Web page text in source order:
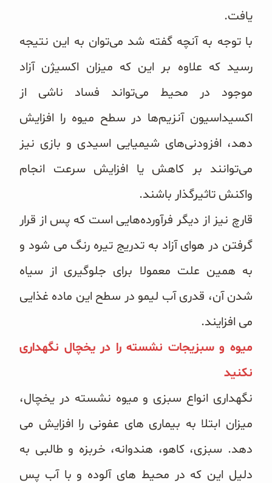
یافت.
با توجه به آنچه گفته شد می‌توان به این نتیجه
رسید که علاوه بر این که میزان اکسیژن آزاد
موجود در محیط می‌تواند فساد ناشی از
اکسیداسیون آنزیم‌ها در سطح میوه را افزایش
دهد، افزودنی‌های شیمیایی اسیدی و بازی نیز
می‌توانند بر کاهش یا افزایش سرعت انجام
واکنش تاثیرگذار باشند.
قارچ نیز از دیگر فرآورده‌هایی است که پس از قرار
گرفتن در هوای آزاد به تدریج تیره رنگ می شود و
به همین علت معمولا برای جلوگیری از سیاه
شدن آن، قدری آب لیمو در سطح این ماده غذایی
می افزایند.
میوه و سبزیجات نشسته را در یخچال نگهداری
نکنید
نگهداری انواع سبزی و میوه نشسته در یخچال،
میزان ابتلا به بیماری های عفونی را افزایش می
دهد. سبزی، کاهو، هندوانه، خربزه و طالبی به
دلیل این که در محیط های آلوده و با آب پس